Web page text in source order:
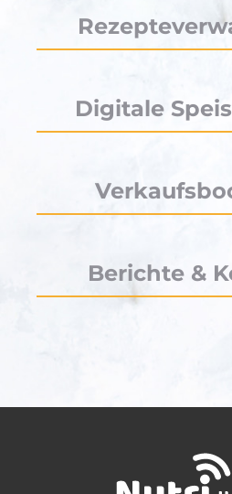
Digitale
Berichte &